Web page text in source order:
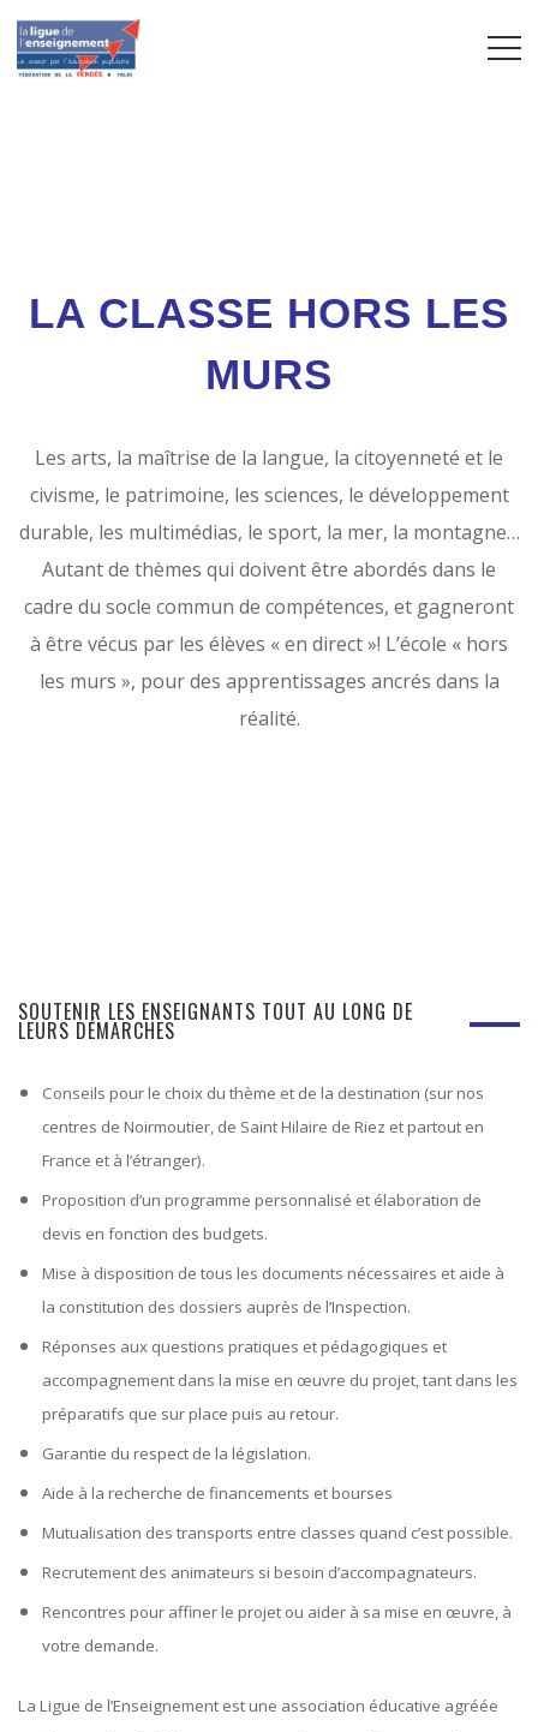
LA CLASSE HORS LES
MURS
Les arts, la maîtrise de la langue, la citoyenneté et le
civisme, le patrimoine, les sciences, le développement
durable, les multimédias, le sport, la mer, la montagne…
Autant de thèmes qui doivent être abordés dans le
cadre du socle commun de compétences, et gagneront
à être vécus par les élèves « en direct »! L’école « hors
les murs », pour des apprentissages ancrés dans la
réalité.
SOUTENIR LES ENSEIGNANTS TOUT AU LONG DE
LEURS DÉMARCHES
Conseils pour le choix du thème et de la destination (sur nos
centres de Noirmoutier, de Saint Hilaire de Riez et partout en
France et à l’étranger).
Proposition d’un programme personnalisé et élaboration de
devis en fonction des budgets.
Mise à disposition de tous les documents nécessaires et aide à
la constitution des dossiers auprès de l’Inspection.
Réponses aux questions pratiques et pédagogiques et
accompagnement dans la mise en œuvre du projet, tant dans les
préparatifs que sur place puis au retour.
Garantie du respect de la législation.
Aide à la recherche de financements et bourses
Mutualisation des transports entre classes quand c’est possible.
Recrutement des animateurs si besoin d’accompagnateurs.
Rencontres pour affiner le projet ou aider à sa mise en œuvre, à
votre demande.
La Ligue de l’Enseignement est une association éducative agréée